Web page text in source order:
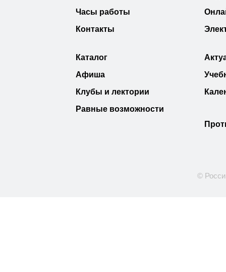
Часы работы
Контакты
Каталог
Афиша
Клубы и лектории
Равные возможности
©